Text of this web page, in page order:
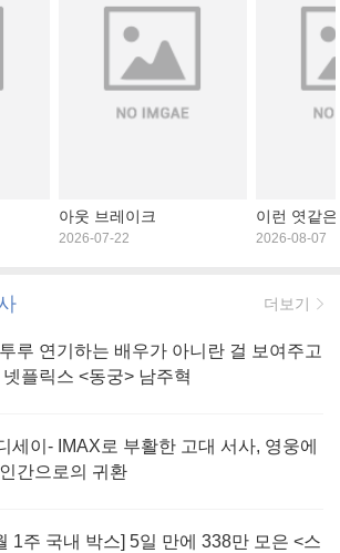
아웃 브레이크
2026-07-22
이런 엿같
2026-08-07
더보기
투루 연기하는 배우가 아니란 걸 보여주고
넷플릭스 <동궁> 남주혁
세이- IMAX로 부활한 고대 서사, 영웅에
간으로의 귀환
1주 국내 박스] 5일 만에 338만 모은 <스